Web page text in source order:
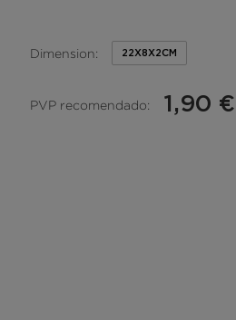
Dimension: 22X8X2CM
PVP recomendado: 1,90 €